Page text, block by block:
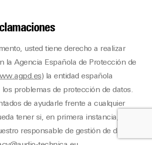
usted tiene derecho a realizar
la Agencia Española de Protección de
) la entidad española
problemas de protección de datos.
de ayudarle frente a cualquier
tener si, en primera instancia, desea
responsable de gestión de datos